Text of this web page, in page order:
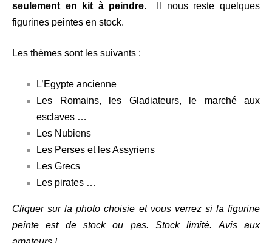
seulement en kit à peindre. Il nous reste quelques
figurines peintes en stock.
Les thèmes sont les suivants :
L’Egypte ancienne
Les Romains, les Gladiateurs, le marché aux
esclaves …
Les Nubiens
Les Perses et les Assyriens
Les Grecs
Les pirates …
Cliquer sur la photo choisie et vous verrez si la figurine
peinte est de stock ou pas. Stock limité. Avis aux